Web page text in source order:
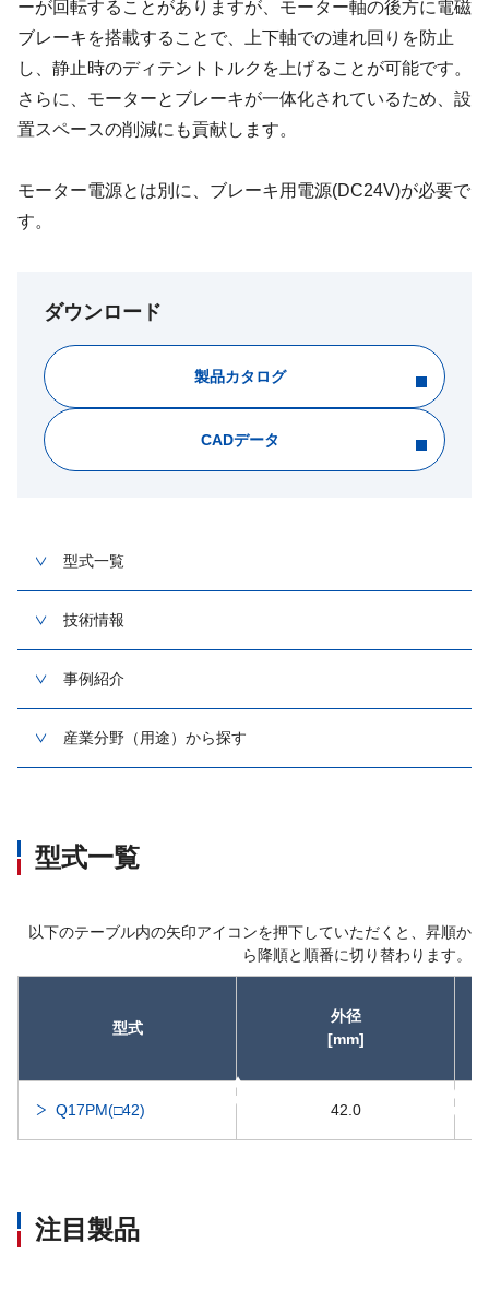
ーが回転することがありますが、モーター軸の後方に電磁
ブレーキを搭載することで、上下軸での連れ回りを防止
し、静止時のディテントトルクを上げることが可能です。
さらに、モーターとブレーキが一体化されているため、設
置スペースの削減にも貢献します。
モーター電源とは別に、ブレーキ用電源(DC24V)が必要で
す。
ダウンロード
製品カタログ
CADデータ
型式一覧
技術情報
事例紹介
産業分野（用途）から探す
型式一覧
以下のテーブル内の矢印アイコンを押下していただくと、昇順か
ら降順と順番に切り替わります。
型式
外径
[mm]
昇順
Q17PM(□42) 42.0
注目製品